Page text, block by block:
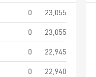
0
23,055
0
23,055
0
22,945
0
22,940